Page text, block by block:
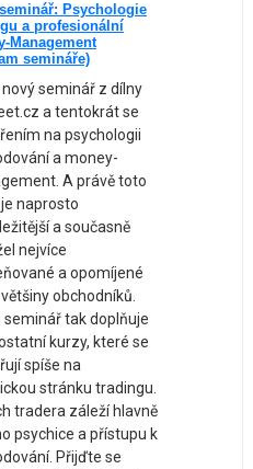
Psychologie
a profesionální
Management
semináře)
seminář z dílny
a tentokrát se
na psychologii
a money-
A právě toto
naprosto
a současně
nejvíce
a opomíjené
obchodníků.
seminář tak doplňuje
kurzy, které se
spíše na
stránku tradingu.
tradera záleží hlavně
psychice a přístupu k
Přijďte se